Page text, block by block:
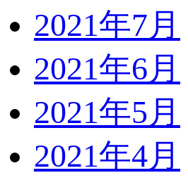
2021年7月
2021年6月
2021年5月
2021年4月